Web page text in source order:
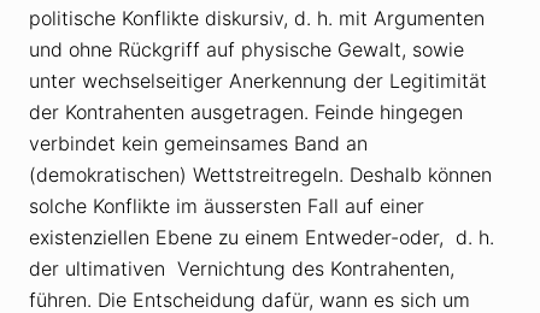
politische Konflikte diskursiv, d. h. mit Argumenten
und ohne Rückgriff auf physische Gewalt, sowie
unter wechselseitiger Anerkennung der Legitimität
der Kontrahenten ausgetragen. Feinde hingegen
verbindet kein gemeinsames Band an
(demokratischen) Wettstreitregeln. Deshalb können
solche Konflikte im äussersten Fall auf einer
existenziellen Ebene zu einem Entweder-oder, d. h.
der ultimativen Vernichtung des Kontrahenten,
führen. Die Entscheidung dafür, wann es sich um